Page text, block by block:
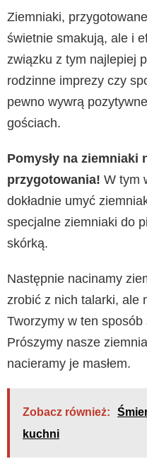
Ziemniaki,
świetnie smakują, ale i
związku z tym najlepiej
rodzinne imprezy czy
pewno wywrą
gościach.
Pomysły na ziemniaki
przygotowania! W tym
dokładnie umyć
specjalne ziemniaki do
skórką.
Następnie nacinamy
zrobić z nich talarki, ale
Tworzymy w ten
Prószymy nasze
nacieramy je masłem.
Zobacz również:
kuchni